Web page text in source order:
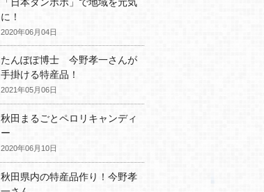
に！
2020年06月04日
たんぽぽ博士 今野孝一さんが
手掛ける特産品！
2021年05月06日
秋田まるごとペロリキャンディ
ー
2020年06月10日
秋田県内の特産品作り！今野孝